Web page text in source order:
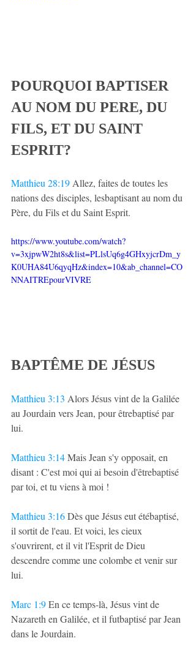
POURQUOI BAPTISER
AU NOM DU PERE, DU
FILS, ET DU SAINT
ESPRIT?
Matthieu 28:19 Allez, faites de toutes les
nations des disciples, lesbaptisant au nom du
Père, du Fils et du Saint Esprit.
https://www.youtube.com/watch?
v=3xjpwW2ht8s&list=PLlsUq6g4GHxyjcrDm_y
K0UHA84U6qyqHz&index=10&ab_channel=CO
NNAITREpourVIVRE
BAPTÊME DE JÉSUS
Matthieu 3:13 Alors Jésus vint de la Galilée
au Jourdain vers Jean, pour êtrebaptisé par
lui.
Matthieu 3:14 Mais Jean s'y opposait, en
disant : C'est moi qui ai besoin d'êtrebaptisé
par toi, et tu viens à moi !
Matthieu 3:16 Dès que Jésus eut étébaptisé,
il sortit de l'eau. Et voici, les cieux
s'ouvrirent, et il vit l'Esprit de Dieu
descendre comme une colombe et venir sur
lui.
Marc 1:9 En ce temps-là, Jésus vint de
Nazareth en Galilée, et il futbaptisé par Jean
dans le Jourdain.